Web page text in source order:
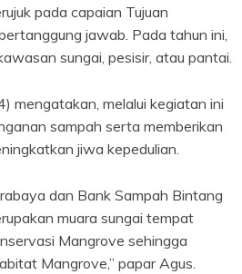
pada capaian Tujuan
jawab. Pada tahun ini,
sungai, pesisir, atau pantai.
mengatakan, melalui kegiatan ini
sampah serta memberikan
jiwa kepedulian.
dan Bank Sampah Bintang
muara sungai tempat
Mangrove sehingga
Mangrove,” papar Agus.